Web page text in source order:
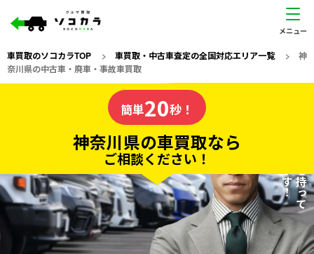
車買取のソコカラTOP > 車買取・中古車査定の全国対応エリア一覧> 神
奈川県の中古車・廃車・事故車買取
の車買取なら
ソコカラの 私たちが責任を持って
査定いたします！
簡単20秒！
神奈川県の車買取なら
ご相談ください！
20秒で入力完了！